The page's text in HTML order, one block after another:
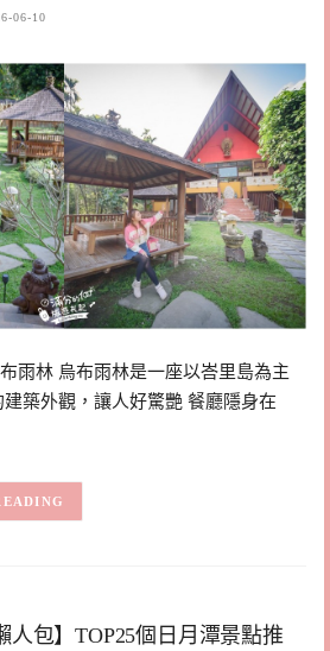
06-10
雨林 烏布雨林是一座以峇里島為主
築外觀，讓人好驚艷 餐廳隱身在
人包】TOP25個日月潭景點推